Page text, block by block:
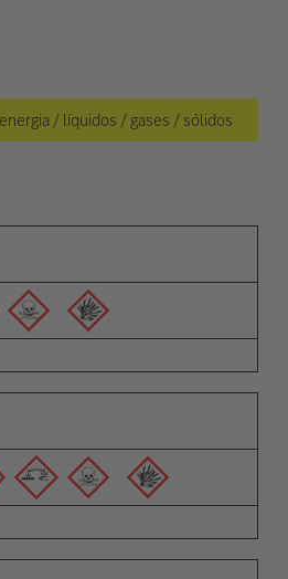
/ líquidos / gases / sólidos